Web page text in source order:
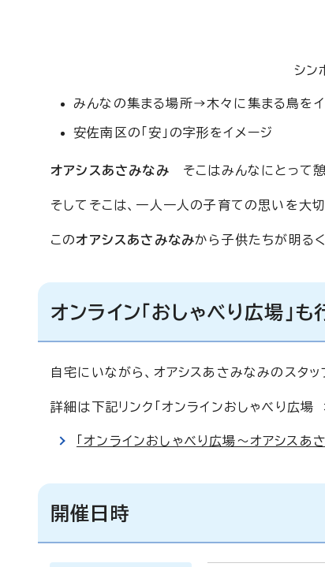
シン
みんなの集まる場所→木々に集まる鳥をイ
安佐南区の「安」の字形をイメージ
オアシスあさみなみ そこはみんなにとって
そしてそこは、一人一人の子育ての思いを大
このオアシスあさみなみから子供たちが明る
オンライン「おしゃべり広場」も
自宅にいながら、オアシスあさみなみのスタ
詳細は下記リンク「オンラインおしゃべり広場
「オンラインおしゃべり広場～オアシスあ
開催日時